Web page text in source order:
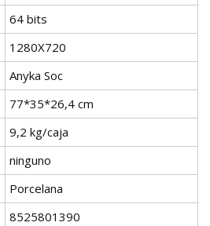
64 bits
1280X720
Anyka Soc
77*35*26,4 cm
9,2 kg/caja
ninguno
Porcelana
8525801390